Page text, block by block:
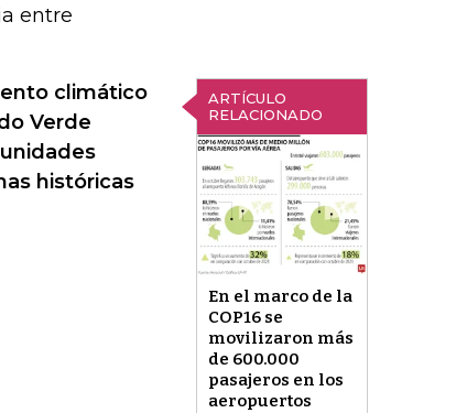
entre
ARTÍCULO
RELACIONADO
En el marco de la
COP16 se
movilizaron más
de 600.000
pasajeros en los
aeropuertos
climático
Verde
históricas